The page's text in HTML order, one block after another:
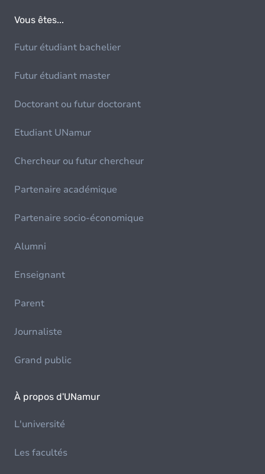
Vous êtes...
Futur étudiant bachelier
Futur étudiant master
Doctorant ou futur doctorant
Etudiant UNamur
Chercheur ou futur chercheur
Partenaire académique
Partenaire socio-économique
Alumni
Enseignant
Parent
Journaliste
Grand public
À propos d'UNamur
L'université
Les facultés